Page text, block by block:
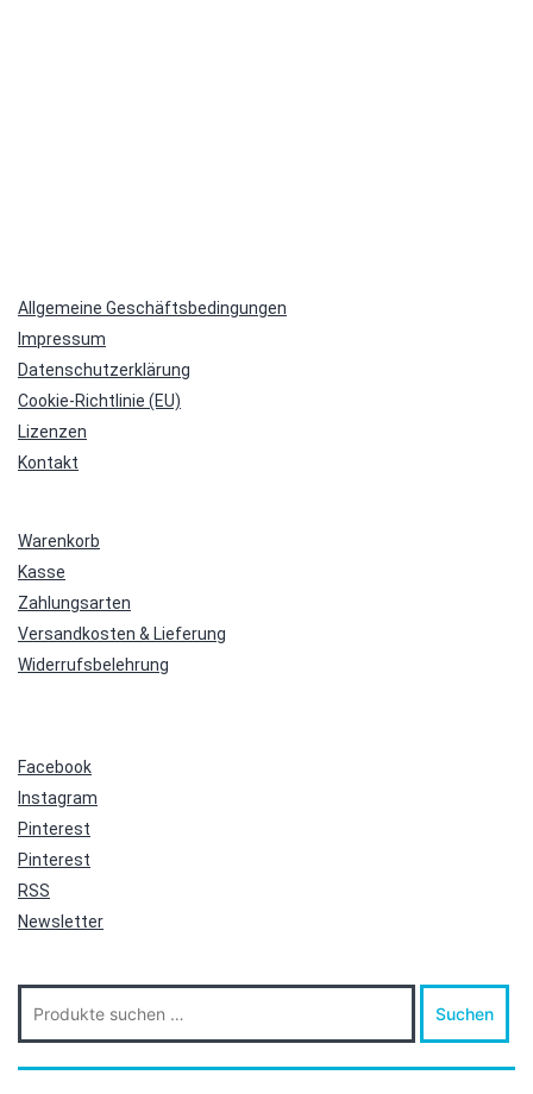
Allgemeine Geschäftsbedingungen
Impressum
Datenschutzerklärung
Cookie-Richtlinie (EU)
Lizenzen
Kontakt
Warenkorb
Kasse
Zahlungsarten
Versandkosten & Lieferung
Widerrufsbelehrung
Facebook
Instagram
Pinterest
Pinterest
RSS
Newsletter
Suche
nach:
Suchen